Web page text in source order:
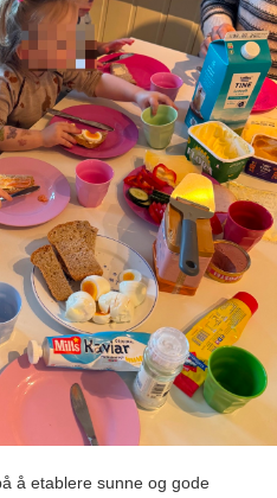
å etablere sunne og gode